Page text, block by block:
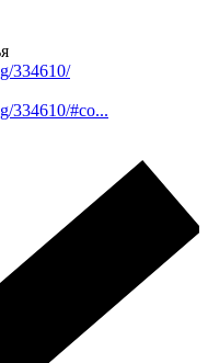
334610/
334610/#co...